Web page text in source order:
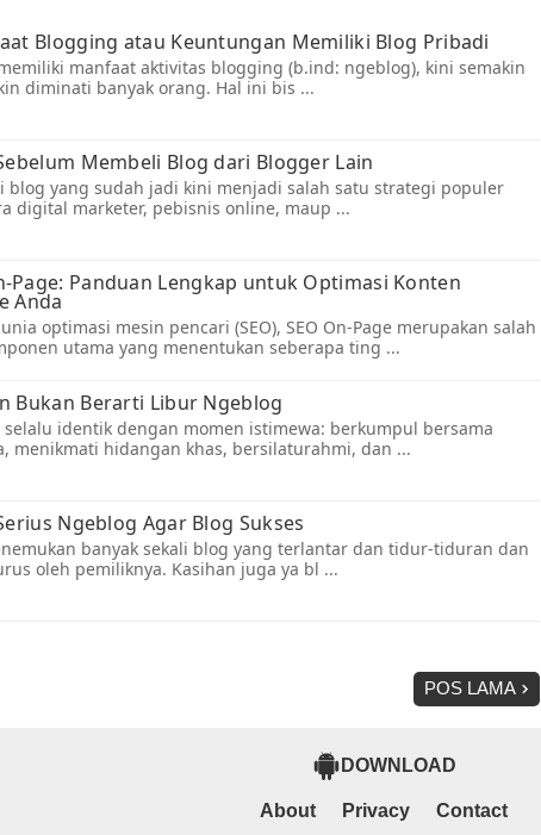
POS LAMA
DOWNLOAD
About Privacy Contact